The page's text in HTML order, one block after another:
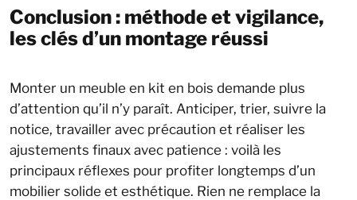
Conclusion : méthode et vigilance,
les clés d’un montage réussi
Monter un meuble en kit en bois demande plus
d’attention qu’il n’y paraît. Anticiper, trier, suivre la
notice, travailler avec précaution et réaliser les
ajustements finaux avec patience : voilà les
principaux réflexes pour profiter longtemps d’un
mobilier solide et esthétique. Rien ne remplace la